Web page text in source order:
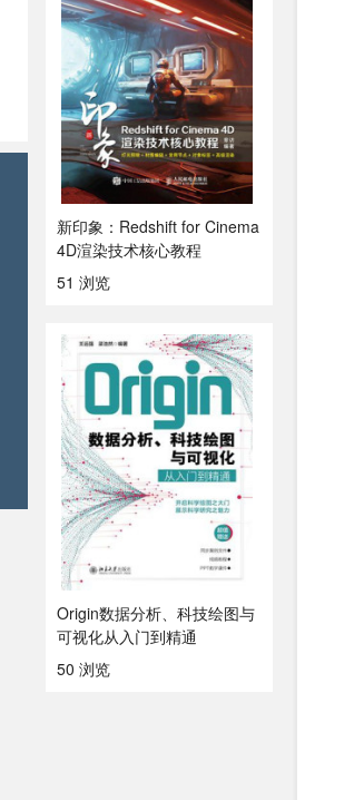
新印象：Redshift for Cinema
4D渲染技术核心教程
51 浏览
Origin数据分析、科技绘图与
可视化从入门到精通
50 浏览